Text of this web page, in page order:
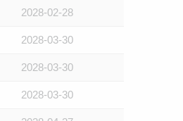
2028-02-28
2028-03-30
2028-03-30
2028-03-30